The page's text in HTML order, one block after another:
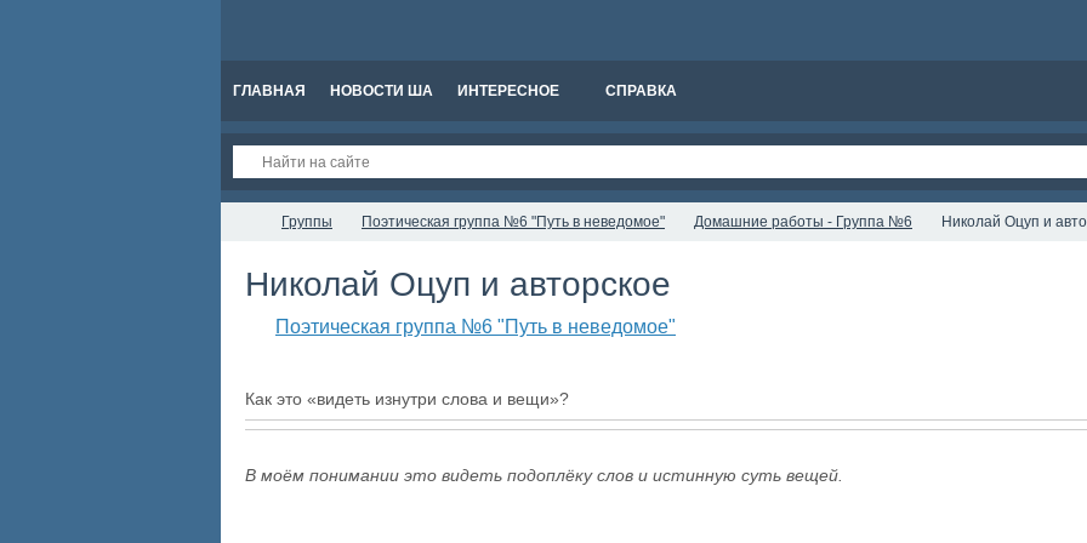
ГЛАВНАЯ НОВОСТИ ША ИНТЕРЕСНОЕ СПРАВКА
Группы Поэтическая группа №6 "Путь в неведомое" Домашние работы - Группа №6 Николай Оцуп и
Николай Оцуп и авторское
Поэтическая группа №6 "Путь в неведомое"
Как это «видеть изнутри слова и вещи»?
В моём понимании это видеть подоплёку слов и истинную суть вещей.